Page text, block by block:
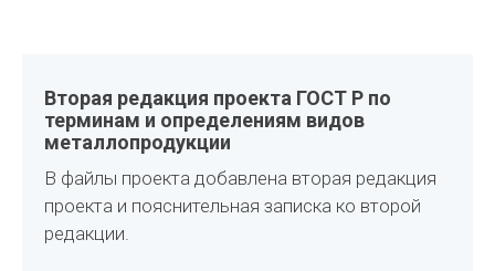
Вторая редакция проекта ГОСТ Р по
терминам и определениям видов
металлопродукции
В файлы проекта добавлена вторая редакция
проекта и пояснительная записка ко второй
редакции.